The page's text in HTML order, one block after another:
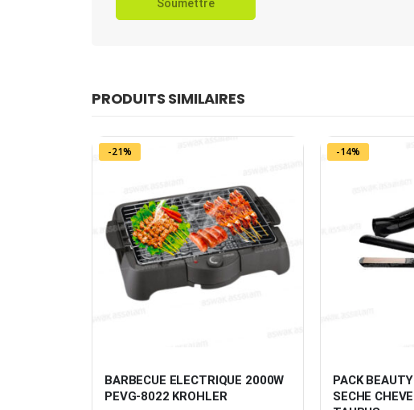
PRODUITS SIMILAIRES
-21%
BARBECUE ELECTRIQUE 2000W
PEVG-8022 KROHLER
-14%
PACK
SECHE